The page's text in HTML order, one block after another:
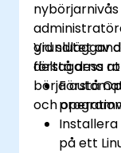
förstå dess
börja
och
Vid slutet av
deltagarna
Förstå
på ett